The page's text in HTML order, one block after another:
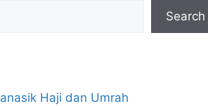
Search
Haji dan Umrah